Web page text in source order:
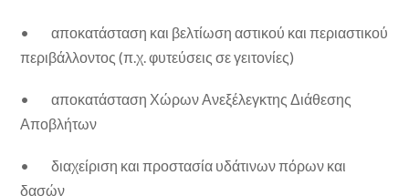
• αποκατάσταση και βελτίωση αστικού και περιαστικού
περιβάλλοντος (π.χ. φυτεύσεις σε γειτονίες)
• αποκατάσταση Χώρων Ανεξέλεγκτης Διάθεσης
Αποβλήτων
• διαχείριση και προστασία υδάτινων πόρων και
δασών